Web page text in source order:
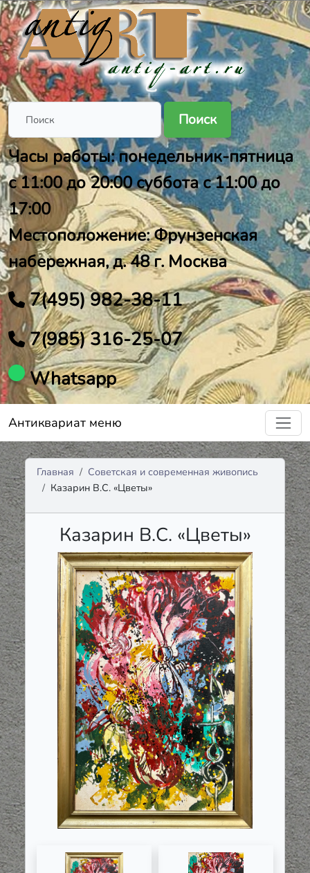
Поиск
Часы работы: понедельник-пятница
с 11:00 до 20:00 суббота с 11:00 до
17:00
Местоположение: Фрунзенская
набережная, д. 48 г. Москва
7(495) 982-38-11
7(985) 316-25-07
Whatsapp
Антиквариат меню
Главная
Советская и современная живопись
Казарин В.С. «Цветы»
Казарин В.С. «Цветы»